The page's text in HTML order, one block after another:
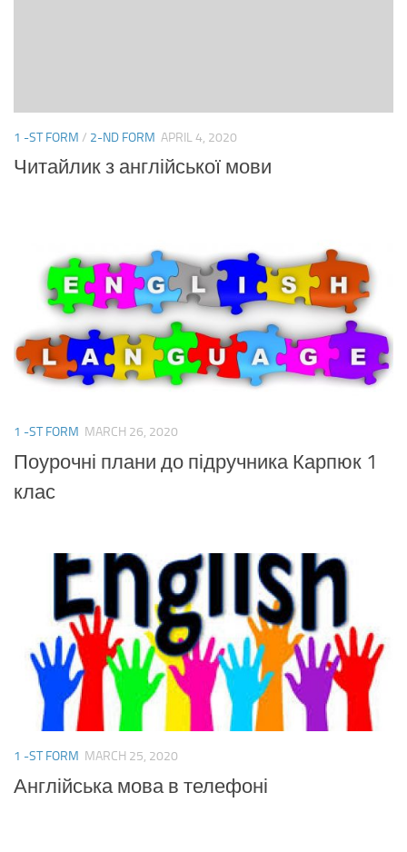
1 -ST FORM / 2-ND FORM APRIL 4, 2020
Читайлик з англійської мови
1 -ST FORM MARCH 26, 2020
Поурочні плани до підручника Карпюк 1
клас
1 -ST FORM MARCH 25, 2020
Англійська мова в телефоні